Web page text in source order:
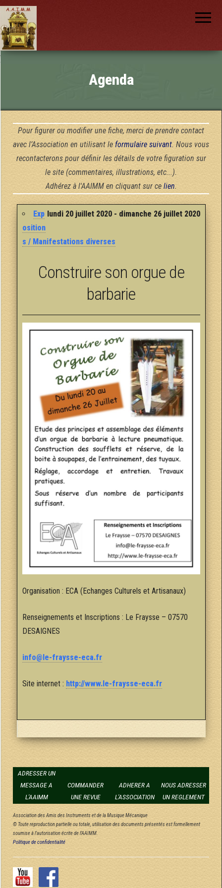
Musique
Agenda
Pour figurer ou modifier une fiche, merci de prendre contact
avec l’Association en utilisant le formulaire suivant. Nous vous
recontacterons pour définir les détails de votre figuration sur
le site (commentaires, illustrations, etc...).
Adhérez à l'AAIMM en cliquant sur ce lien.
lundi 20 juillet 2020 - dimanche 26 juillet 2020
Exp
osition
s / Manifestations diverses
Construire son orgue de
barbarie
Organisation : ECA (Echanges Culturels et Artisanaux)
Renseignements et Inscriptions : Le Fraysse – 07570
DESAIGNES
info@le-fraysse-eca.fr
Site internet : http://www.le-fraysse-eca.fr
ADRESSER UN
MESSAGE A
L'AAIMM
COMMANDER
UNE REVUE
ADHERER A
L'ASSOCIATION
NOUS ADRESSER
UN REGLEMENT
Association des Amis des Instruments et de la Musique Mécanique
© Toute reproduction partielle ou totale, utilisation des documents présentés est formellement
soumise à l'autorisation écrite de l'AAIMM.
Politique de confidentialité